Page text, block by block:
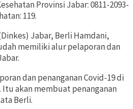
Provinsi Jabar: 0811-2093-
119.
Jabar, Berli Hamdani,
memiliki alur pelaporan dan
dan penanganan Covid-19 di
akan membuat penanganan
Berli.